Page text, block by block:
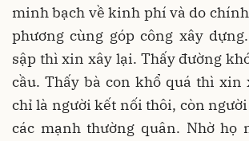
minh bạch về kinh phí và do
phương cùng góp công xây
sập thì xin xây lại. Thấy đường
cầu. Thấy bà con khổ quá thì xin
chỉ là người kết nối thôi, còn
các mạnh thường quân. Nhờ họ